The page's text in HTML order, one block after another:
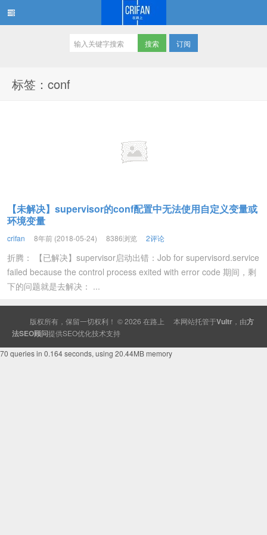
订阅
标签：conf
【未解决】supervisor的conf配置中无法使用自定义变量或
环境变量
crifan 8年前 (2018-05-24) 8386浏览 2评论
折腾： 【已解决】supervisor启动出错：Job for supervisord.service
failed because the control process exited with error code 期间，剩
下的问题就是去解决： ...
版权所有，保留一切权利！ © 2026 在路上 本网站托管于Vultr ，由方
法SEO顾问提供SEO优化技术支持
70 queries in 0.164 seconds, using 20.44MB memory